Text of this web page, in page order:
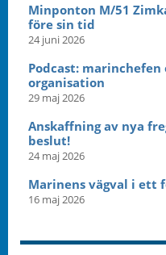
Minponton M/51
före sin tid
24 juni 2026
Podcast:
organisation
29 maj 2026
Anskaffning av nya
beslut!
24 maj 2026
Marinens vägval i ett
16 maj 2026